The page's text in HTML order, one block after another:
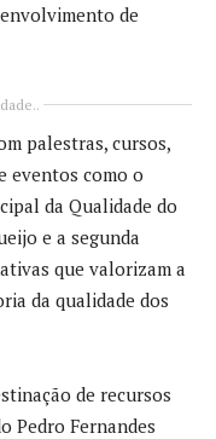
de
palestras, cursos,
eventos como o
da Qualidade do
e a segunda
que valorizam a
da qualidade dos
de recursos
Pedro Fernandes